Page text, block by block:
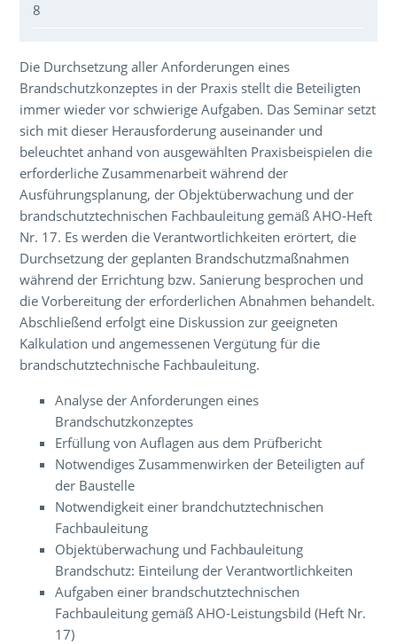
8
Über den Inhalt der Veranstaltung
Die Durchsetzung aller Anforderungen eines
Brandschutzkonzeptes in der Praxis stellt die Beteiligten
immer wieder vor schwierige Aufgaben. Das Seminar setzt
sich mit dieser Herausforderung auseinander und
beleuchtet anhand von ausgewählten Praxisbeispielen die
erforderliche Zusammenarbeit während der
Ausführungsplanung, der Objektüberwachung und der
brandschutztechnischen Fachbauleitung gemäß AHO-Heft
Nr. 17. Es werden die Verantwortlichkeiten erörtert, die
Durchsetzung der geplanten Brandschutzmaßnahmen
während der Errichtung bzw. Sanierung besprochen und
die Vorbereitung der erforderlichen Abnahmen behandelt.
Abschließend erfolgt eine Diskussion zur geeigneten
Kalkulation und angemessenen Vergütung für die
brandschutztechnische Fachbauleitung.
Analyse der Anforderungen eines
Brandschutzkonzeptes
Erfüllung von Auflagen aus dem Prüfbericht
Notwendiges Zusammenwirken der Beteiligten auf
der Baustelle
Notwendigkeit einer brandchutztechnischen
Fachbauleitung
Objektüberwachung und Fachbauleitung
Brandschutz: Einteilung der Verantwortlichkeiten
Aufgaben einer brandschutztechnischen
Fachbauleitung gemäß AHO-Leistungsbild (Heft Nr.
17)